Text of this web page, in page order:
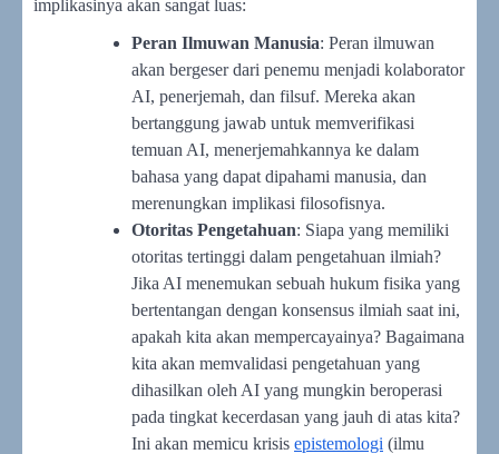
implikasinya akan sangat luas:
Peran Ilmuwan Manusia: Peran ilmuwan
akan bergeser dari penemu menjadi kolaborator
AI, penerjemah, dan filsuf. Mereka akan
bertanggung jawab untuk memverifikasi
temuan AI, menerjemahkannya ke dalam
bahasa yang dapat dipahami manusia, dan
merenungkan implikasi filosofisnya.
Otoritas Pengetahuan: Siapa yang memiliki
otoritas tertinggi dalam pengetahuan ilmiah?
Jika AI menemukan sebuah hukum fisika yang
bertentangan dengan konsensus ilmiah saat ini,
apakah kita akan mempercayainya? Bagaimana
kita akan memvalidasi pengetahuan yang
dihasilkan oleh AI yang mungkin beroperasi
pada tingkat kecerdasan yang jauh di atas kita?
Ini akan memicu krisis epistemologi (ilmu